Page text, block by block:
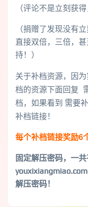
（评论不是立刻获
（捐赠了发现没有
直接双倍，三倍，
持！）
关于补档资源，因
档的资源下面回复
档，如果看到 需要
补档链接！
每个补档链接奖励6
固定解压密码，一共
解压密码！